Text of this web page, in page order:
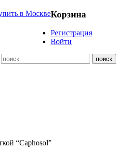
Корзина
Регистрация
Войти
“Caphosol”